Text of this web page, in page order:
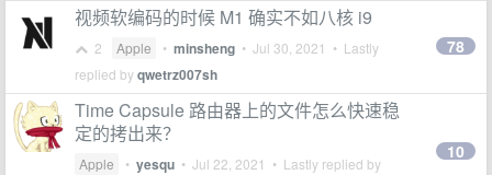
视频软编码的时候 M1 确实不如八核 i9
2 Apple • minsheng • Jul 30, 2021 • Lastly
replied byqwetrz007sh
78
Time Capsule 路由器上的文件怎么快速稳
定的拷出来？
Apple • yesqu • Jul 22, 2021 • Lastly replied by
10